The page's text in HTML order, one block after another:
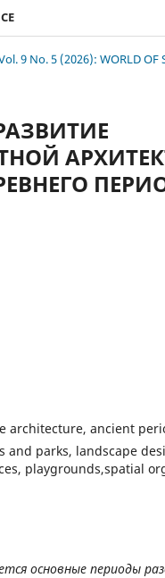
9 No. 5 (2026): WORLD OF
architecture, ancient
and parks, landscape
playgrounds,spatial
основные периоды